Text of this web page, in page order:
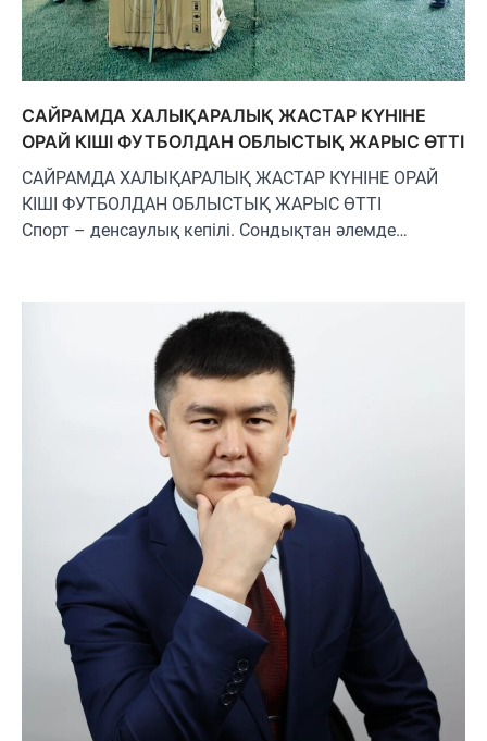
САЙРАМДА ХАЛЫҚАРАЛЫҚ ЖАСТАР КҮНІНЕ
ОРАЙ КІШІ ФУТБОЛДАН ОБЛЫСТЫҚ ЖАРЫС ӨТТІ
САЙРАМДА ХАЛЫҚАРАЛЫҚ ЖАСТАР КҮНІНЕ ОРАЙ
КІШІ ФУТБОЛДАН ОБЛЫСТЫҚ ЖАРЫС ӨТТІ
Спорт – денсаулық кепілі. Сондықтан әлемде…